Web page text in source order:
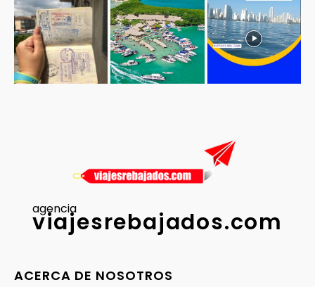
agencia
viajesrebajados.com
ACERCA DE NOSOTROS